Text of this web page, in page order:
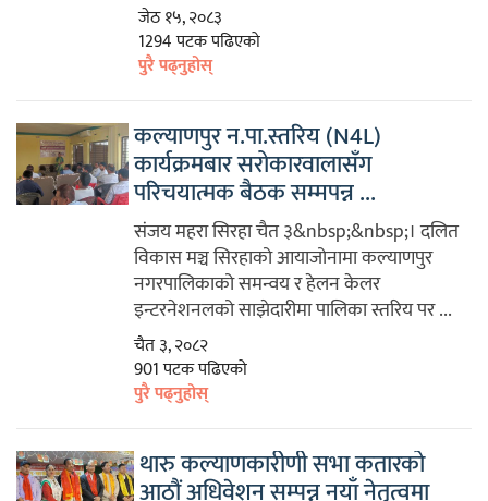
जेठ १५, २०८३
1294 पटक पढिएको
पुरै पढ्नुहोस्
कल्याणपुर न.पा.स्तरिय (N4L)
कार्यक्रमबार सरोकारवालासँग
परिचयात्मक बैठक सम्मपन्न ...
संजय महरा सिरहा चैत ३&nbsp;&nbsp;। दलित
विकास मञ्च सिरहाको आयाजोनामा कल्याणपुर
नगरपालिकाको समन्वय र हेलन केलर
इन्टरनेशनलको साझेदारीमा पालिका स्तरिय पर ...
चैत ३, २०८२
901 पटक पढिएको
पुरै पढ्नुहोस्
थारु कल्याणकारीणी सभा कतारको
आठौं अधिवेशन सम्पन्न नयाँ नेतृत्वमा